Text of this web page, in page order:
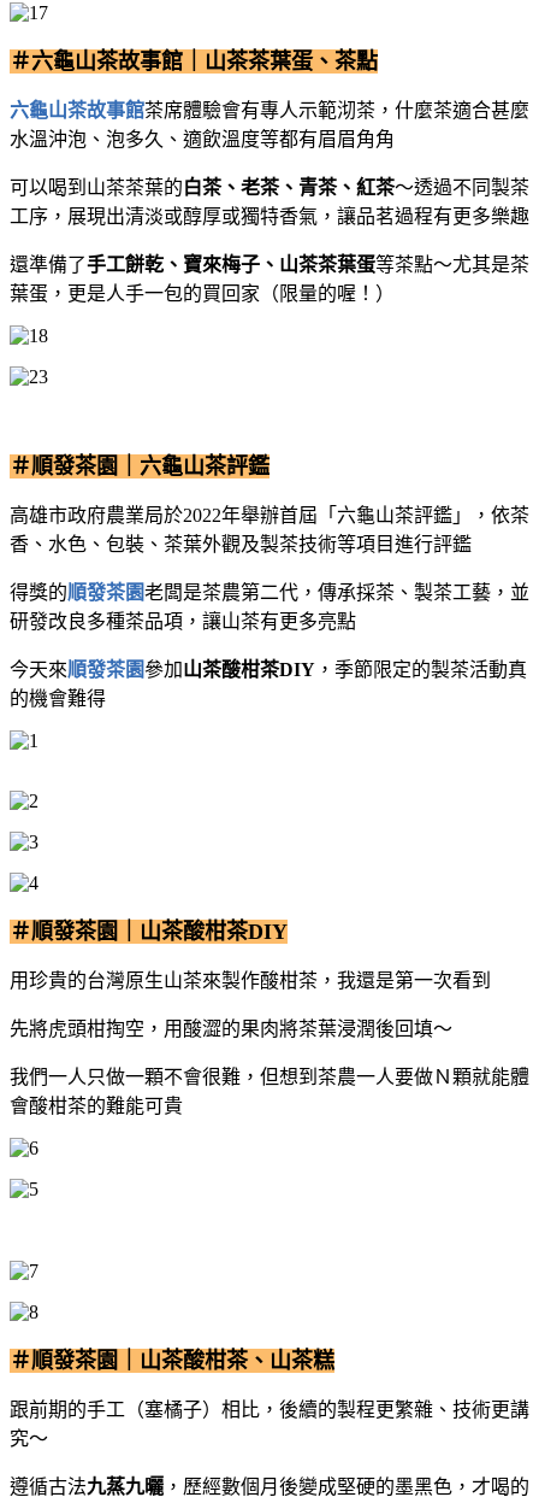
＃六龜山茶故事館｜山茶茶葉蛋、茶點
六龜山茶故事館茶席體驗會有專人示範沏茶，什麼茶適合甚麼
水溫沖泡、泡多久、適飲溫度等都有眉眉角角
可以喝到山茶茶葉的白茶、老茶、青茶、紅茶～透過不同製茶
工序，展現出清淡或醇厚或獨特香氣，讓品茗過程有更多樂趣
還準備了手工餅乾、寶來梅子、山茶茶葉蛋等茶點～尤其是茶
葉蛋，更是人手一包的買回家（限量的喔！）
＃順發茶園｜六龜山茶評鑑
高雄市政府農業局於2022年舉辦首屆「六龜山茶評鑑」，依茶
香、水色、包裝、茶葉外觀及製茶技術等項目進行評鑑
得獎的順發茶園老闆是茶農第二代，傳承採茶、製茶工藝，並
研發改良多種茶品項，讓山茶有更多亮點
今天來順發茶園參加山茶酸柑茶DIY ，季節限定的製茶活動真
的機會難得
＃順發茶園｜山茶酸柑茶DIY
用珍貴的台灣原生山茶來製作酸柑茶，我還是第一次看到
先將虎頭柑掏空，用酸澀的果肉將茶葉浸潤後回填～
我們一人只做一顆不會很難，但想到茶農一人要做Ｎ顆就能體
會酸柑茶的難能可貴
＃順發茶園｜山茶酸柑茶、山茶糕
跟前期的手工（塞橘子）相比，後續的製程更繁雜、技術更講
究～
遵循古法九蒸九曬 ，歷經數個月後變成堅硬的墨黑色，才喝的